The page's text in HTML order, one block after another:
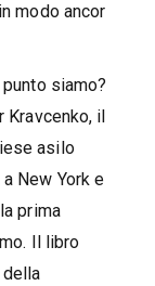
modo ancor
siamo?
il
asilo
New York e
prima
Il libro